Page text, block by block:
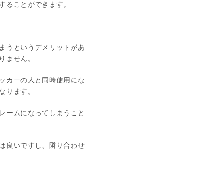
ることができます。
うというデメリットがあ
ません。
カーの人と同時使用にな
ります。
ームになってしまうこと
良いですし、隣り合わせ